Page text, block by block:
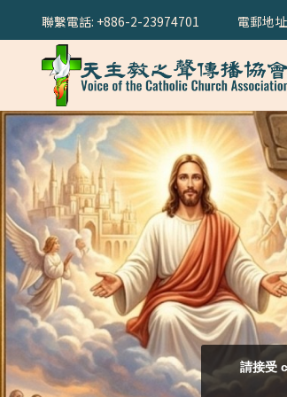
聯繫電話: +886-2-23974701 電郵地